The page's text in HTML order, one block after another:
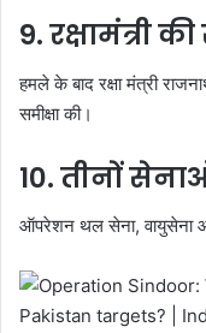
9. रक्षामंत्री
हमले के बाद रक्षा मंत्री
समीक्षा की।
10. तीनों
ऑपरेशन थल सेना, वायुसेना